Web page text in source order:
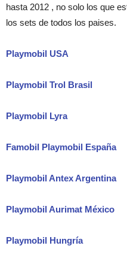
hasta 2012 , no solo los que
los sets de todos los paises.
Playmobil USA
Playmobil Trol Brasil
Playmobil Lyra
Famobil Playmobil España
Playmobil Antex Argentina
Playmobil Aurimat México
Playmobil Hungría